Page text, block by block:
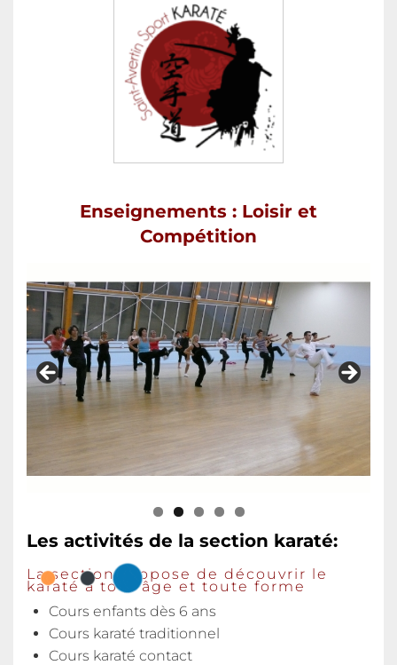
Enseignements : Loisir et
Compétition
Les activités de la section karaté:
La section propose de découvrir le
karaté à tout âge et toute forme
Cours enfants dès 6 ans
Cours karaté traditionnel
Cours karaté contact